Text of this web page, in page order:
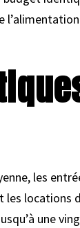
les
locations
une